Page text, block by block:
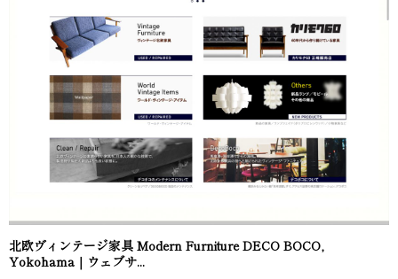
北欧ヴィンテージ家具 Modern Furniture DECO BOCO,
Yokohama｜ウェブサ...